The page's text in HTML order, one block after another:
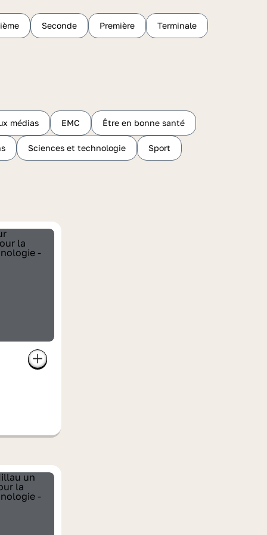
Seconde Première Terminale
médias EMC Être en bonne santé
Sciences et technologie Sport